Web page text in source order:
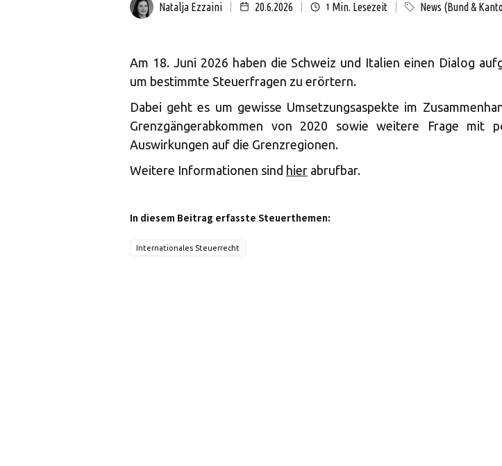
Natalja Ezzaini 20.6.2026 1 Min. Lesezeit News (Bund &
Am 18. Juni 2026 haben die Schweiz und Italien einen Dialog
um bestimmte Steuerfragen zu erörtern.
Dabei geht es um gewisse Umsetzungsaspekte im
Grenzgängerabkommen von 2020 sowie weitere Frage mit
Auswirkungen auf die Grenzregionen.
Weitere Informationen sind hier abrufbar.
In diesem Beitrag erfasste Steuerthemen:
Internationales Steuerrecht